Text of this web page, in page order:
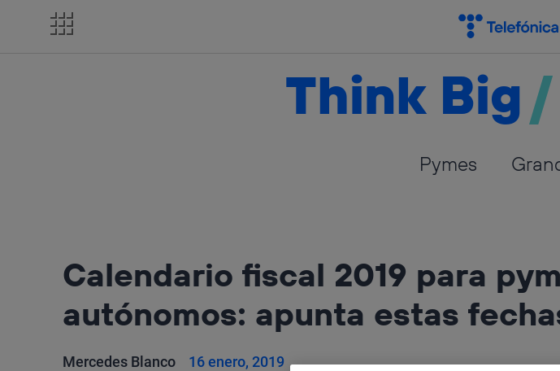
Think Big/
Pymes
Calendario fiscal 2019 para
autónomos: apunta estas
Mercedes Blanco 16 enero, 2019